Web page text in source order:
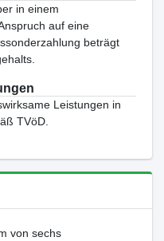
in einem
auf eine
beträgt
Leistungen in
TVöD.
von sechs